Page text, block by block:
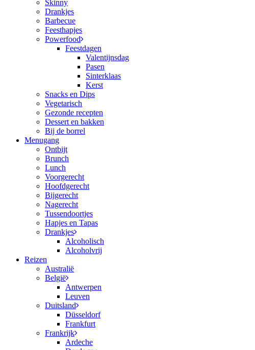
Skinny
Drankjes
Barbecue
Feesthapjes
Powerfood
Feestdagen
Valentijnsdag
Pasen
Sinterklaas
Kerst
Snacks en Dips
Vegetarisch
Gezonde recepten
Dessert en bakken
Bij de borrel
Menugang
Ontbijt
Brunch
Lunch
Voorgerecht
Hoofdgerecht
Bijgerecht
Nagerecht
Tussendoortjes
Hapjes en Tapas
Drankjes
Alcoholisch
Alcoholvrij
Reizen
Australië
België
Antwerpen
Leuven
Duitsland
Düsseldorf
Frankfurt
Frankrijk
Ardeche